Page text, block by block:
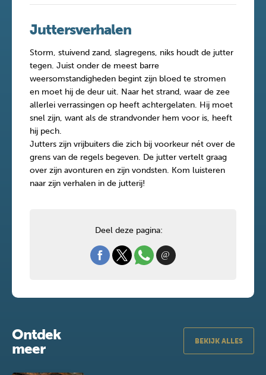
Juttersverhalen
Storm, stuivend zand, slagregens, niks houdt de jutter
tegen. Juist onder de meest barre
weersomstandigheden begint zijn bloed te stromen
en moet hij de deur uit. Naar het strand, waar de zee
allerlei verrassingen op heeft achtergelaten. Hij moet
snel zijn, want als de strandvonder hem voor is, heeft
hij pech.
Jutters zijn vrijbuiters die zich bij voorkeur nét over de
grens van de regels begeven. De jutter vertelt graag
over zijn avonturen en zijn vondsten. Kom luisteren
naar zijn verhalen in de jutterij!
Deel deze pagina:
Ontdek
meer
BEKIJK ALLES